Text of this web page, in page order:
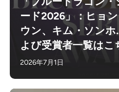
ード2026」：ヒョ
ウン、キム・ソン
よび受賞者一覧はこ
2026年7月1日